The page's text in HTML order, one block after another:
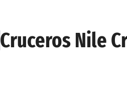
Cruceros Nile